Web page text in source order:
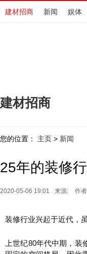
建材招商 新闻 娱体
建材招商
您的位置： 主页 > 新闻
25年的装修
2020-05-06 19:01 来源: 作
装修行业兴起于近代，
上世纪80年代中期，